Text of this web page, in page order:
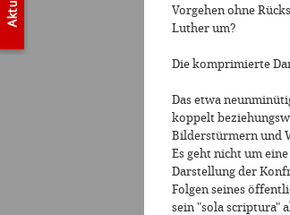
Vorgehen ohne
Luther um?
Die komprimierte
Das etwa
koppelt
Bilderstürmern und
Es geht nicht um
Darstellung der
Folgen seines
sein "sola scriptura"